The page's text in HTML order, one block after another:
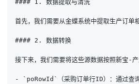
#### 1. 数据提取与清洗
首先，我们需要从金蝶系统中提取生产订单
#### 2. 数据转换
接下来，我们需要将这些源数据按照新宝-
- `poRowId`（采购订单行ID）：通过查询